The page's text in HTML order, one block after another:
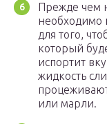
Прежде чем
необходимо
для того,
который
испортит
жидкость
или марли.